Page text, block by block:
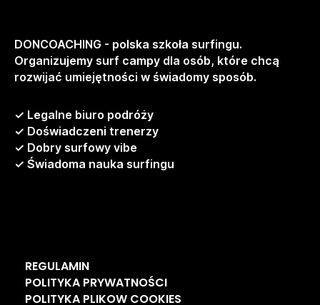
DONCOACHING - polska szkoła surfingu.
Organizujemy surf campy dla osób, które chcą
rozwijać umiejętności w świadomy sposób.
✓ Legalne biuro podróży
✓ Doświadczeni trenerzy
✓ Dobry surfowy vibe
✓ Świadoma nauka surfingu
REGULAMIN
POLITYKA PRYWATNOŚCI
POLITYKA PLIKOW COOKIES